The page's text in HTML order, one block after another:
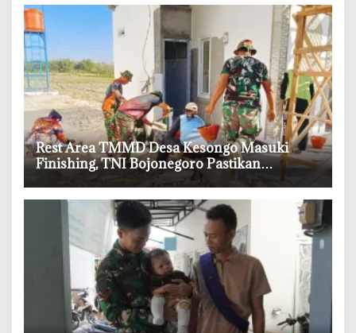
‎Rest Area TMMD Desa Kesongo Masuki
Finishing, TNI Bojonegoro Pastikan
Bangunan Kokoh dan Nyaman